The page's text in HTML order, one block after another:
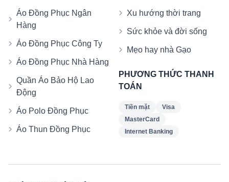
Áo Đồng Phục Ngân
Hàng
Áo Đồng Phục Công Ty
Áo Đồng Phục Nhà Hàng
Quần Áo Bảo Hộ Lao
Động
Áo Polo Đồng Phục
Áo Thun Đồng Phục
Xu hướng thời trang
Sức khỏe và đời sống
Mẹo hay nhà Gạo
PHƯƠNG THỨC THANH
TOÁN
Tiền mặt
Visa
MasterCard
Internet Banking